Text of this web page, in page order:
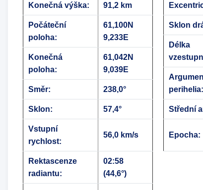
Konečná výška: 91,2 km
Počáteční
poloha:
61,100N
9,233E
Konečná
poloha:
61,042N
9,039E
Směr: 238,0°
Sklon: 57,4°
Vstupní
rychlost:
56,0 km/s
Rektascenze
radiantu:
02:58
(44,6°)
Sklon
Délka
perihelia:
Střední
Epocha: